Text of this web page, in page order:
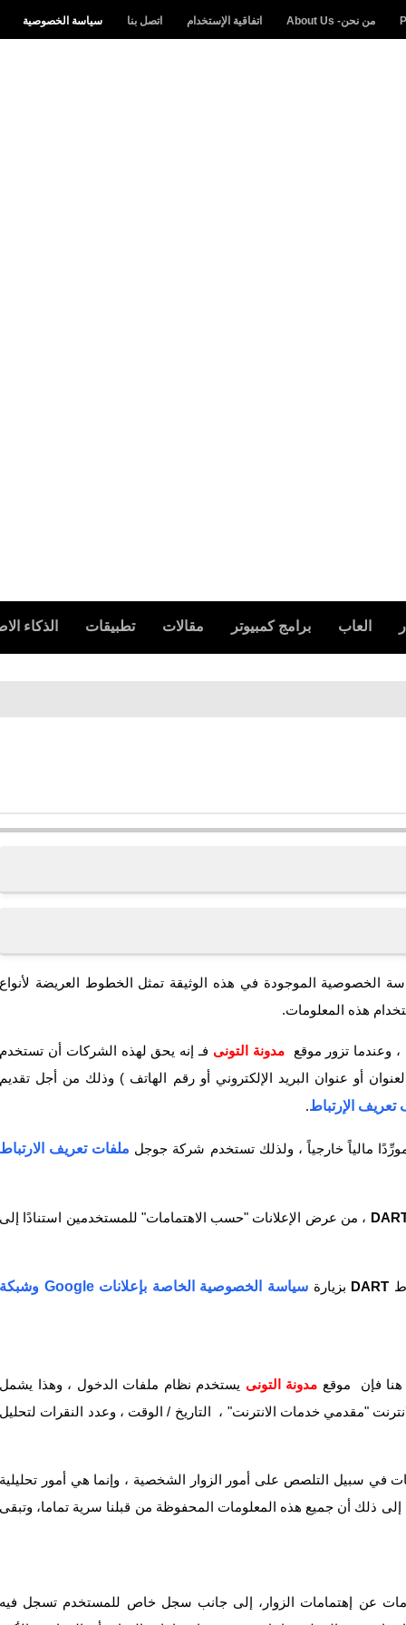
من نحن- About Us اتفاقية الإستخدام اتصل بنا سياسة الخصوصية
العاب برامج كمبيوتر مقالات تطبيقات الذكاء
الخصوصية الموجودة في هذه الوثيقة تمثل الخطوط العريضة لأنواع
هذه المعلومات.
وعندما تزور موقعمدونة التونى فـ إنه يحق لهذه الشركات أن تستخدم
أو عنوان البريد الإلكتروني أو رقم الهاتف ) وذلك من أجل تقديم
الإرتباط.
ملفات تعريف الارتباط
، من عرض الإعلانات "حسب الاهتمامات" للمستخدمين استنادًا إلى
DART بزيارة سياسة الخصوصية الخاصة بإعلانات Google وشبكة
فإن موقع مدونة التونى يستخدم نظام ملفات الدخول ، وهذا يشمل
"مقدمي خدمات الانترنت" ، التاريخ / الوقت ، وعدد النقرات لتحليل
في سبيل التلصص على أمور الزوار الشخصية ، وإنما هي أمور تحليلية
ذلك أن جميع هذه المعلومات المحفوظة من قبلنا سرية تماما، وتبقى
عن إهتمامات الزوار، إلى جانب سجل خاص للمستخدم تسجل فيه
عرض
فقط